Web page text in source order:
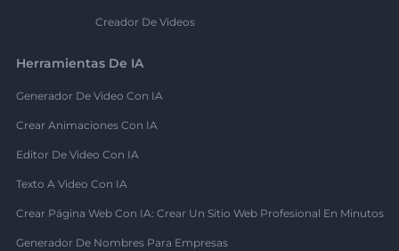
Creador De Videos
Herramientas De IA
Generador De Video Con IA
Crear Animaciones Con IA
Editor De Video Con IA
Texto A Video Con IA
Crear Página Web Con IA: Crear Un Sitio Web Profesional En Minutos
Generador De Nombres Para Empresas